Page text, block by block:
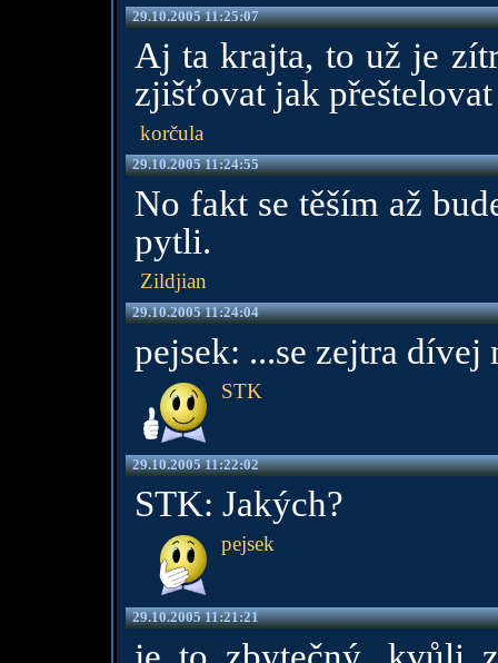
29.10.2005 11:25:07
Aj ta krajta, to už je
zjišťovat jak
korčula
29.10.2005 11:24:55
No fakt se těším až
pytli.
Zildjian
29.10.2005 11:24:04
pejsek: ...se zejtra dívej
STK
29.10.2005 11:22:02
STK: Jakých?
pejsek
29.10.2005 11:21:21